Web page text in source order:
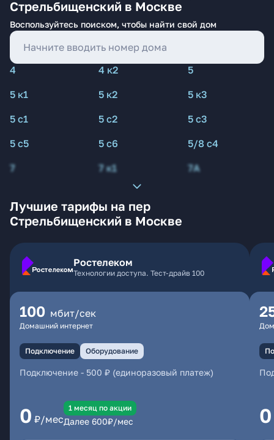
Стрельбищенский в Москве
Воспользуйтесь поиском, чтобы найти свой дом
4 4 к2
5
5 к1
5 к2
5 к3
5 с1
5 с2
5 с3
5 с5
5 с6
5/8 с4
7
7 к1 7А
Лучшие тарифы на пер
Стрельбищенский в Москве
Ростелеком
Технологии доступа. Тест-драйв 100
100 мбит/сек
Домашний интернет
Подключение Оборудование
Подключение - 500 ₽ (единоразовый платеж)
0 ₽/мес
1 месяц по акции
Далее 600₽/мес 0